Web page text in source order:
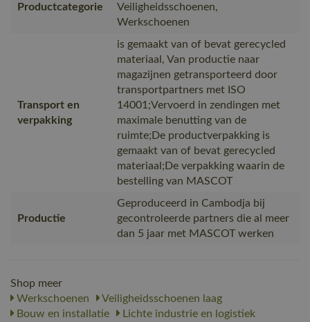
Productcategorie
Veiligheidsschoenen,
Werkschoenen
Transport en
verpakking
is gemaakt van of bevat gerecycled
materiaal, Van productie naar
magazijnen getransporteerd door
transportpartners met ISO
14001;Vervoerd in zendingen met
maximale benutting van de
ruimte;De productverpakking is
gemaakt van of bevat gerecycled
materiaal;De verpakking waarin de
bestelling van MASCOT
Productie
Geproduceerd in Cambodja bij
gecontroleerde partners die al meer
dan 5 jaar met MASCOT werken
Shop meer
Werkschoenen
Veiligheidsschoenen laag
Bouw en installatie
Lichte industrie en logistiek